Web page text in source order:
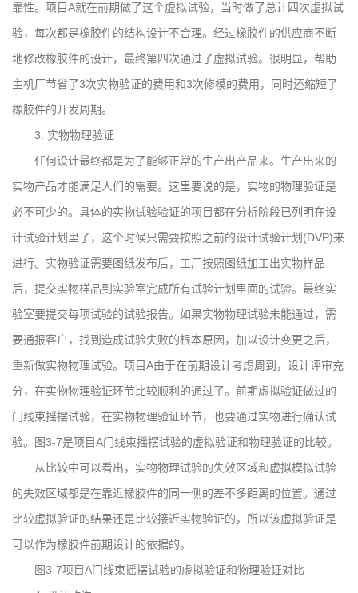
靠性。项目A就在前期做了这个虚拟试验，当时做了总计四次虚拟试
验，每次都是橡胶件的结构设计不合理。经过橡胶件的供应商不断
地修改橡胶件的设计，最终第四次通过了虚拟试验。很明显，帮助
主机厂节省了3次实物验证的费用和3次修模的费用，同时还缩短了
橡胶件的开发周期。
3. 实物物理验证
任何设计最终都是为了能够正常的生产出产品来。生产出来的
实物产品才能满足人们的需要。这里要说的是，实物的物理验证是
必不可少的。具体的实物试验验证的项目都在分析阶段已列明在设
计试验计划里了，这个时候只需要按照之前的设计试验计划(DVP)来
进行。实物验证需要图纸发布后，工厂按照图纸加工出实物样品
后，提交实物样品到实验室完成所有试验计划里面的试验。最终实
验室要提交每项试验的试验报告。如果实物物理试验未能通过，需
要通报客户，找到造成试验失败的根本原因，加以设计变更之后，
重新做实物物理试验。项目A由于在前期设计考虑周到，设计评审充
分，在实物物理验证环节比较顺利的通过了。前期虚拟验证做过的
门线束摇摆试验，在实物物理验证环节，也要通过实物进行确认试
验。图3-7是项目A门线束摇摆试验的虚拟验证和物理验证的比较。
从比较中可以看出，实物物理试验的失效区域和虚拟模拟试验
的失效区域都是在靠近橡胶件的同一侧的差不多距离的位置。通过
比较虚拟验证的结果还是比较接近实物验证的，所以该虚拟验证是
可以作为橡胶件前期设计的依据的。
图3-7项目A门线束摇摆试验的虚拟验证和物理验证对比